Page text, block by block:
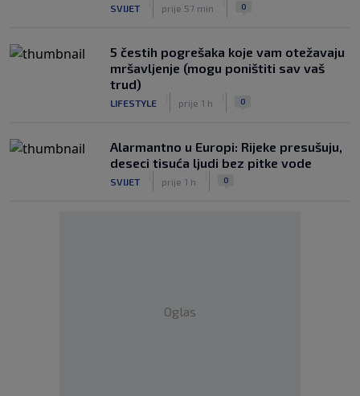
SVIJET prije 57 min 0
5 čestih pogrešaka koje vam otežavaju
mršavljenje (mogu poništiti sav vaš
trud)
LIFESTYLE prije 1 h 0
Alarmantno u Europi: Rijeke presušuju,
deseci tisuća ljudi bez pitke vode
SVIJET prije 1 h 0
Oglas